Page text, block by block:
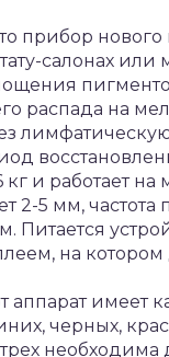
прибор
салонах или
распада на
кг и работает
2-5 мм,
Питается
на
аппарат имеет
черных,
необходима